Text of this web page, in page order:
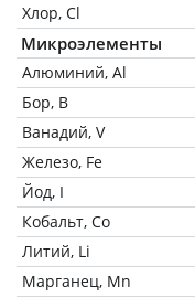
Хлор, Cl
Микроэлементы
Алюминий, Al
Бор, B
Ванадий, V
Железо, Fe
Йод, I
Кобальт, Co
Литий, Li
Марганец, Mn